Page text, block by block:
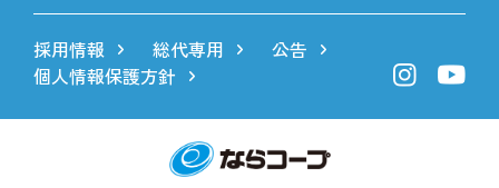
採用情報 総代専用
公告
個人情報保護方針